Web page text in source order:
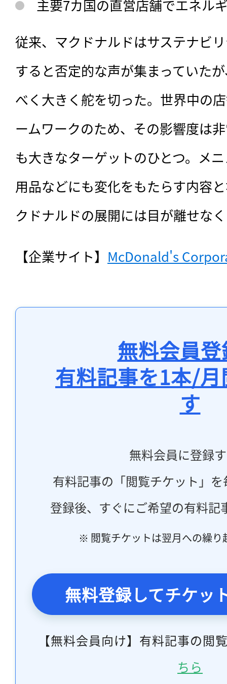
主要7カ国の直営店舗でエネル
従来、マクドナルドはサステナビ
すると否定的な声が集まっていた
べく大きく舵を切った。世界中の
ームワークのため、その影響度は
も大きなターゲットのひとつ。メ
用品などにも変化をもたらす内容
クドナルドの展開には目が離せな
【企業サイト】 McDonald's
無料会員
有料記事を1本/
す
無料会員に登録
有料記事の「閲覧チケット」
登録後、すぐにご希望の有料記
※ 閲覧チケットは翌月への繰り
無料登録してチケッ
【無料会員向け】有料記事の閲
ちら